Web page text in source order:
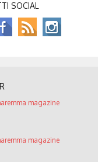
SOCIAL